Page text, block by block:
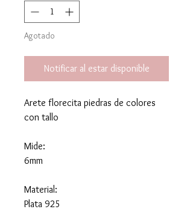
Agotado
Notificar al estar disponible
Arete florecita piedras de colores
con tallo
Mide:
6mm
Material:
Plata 925